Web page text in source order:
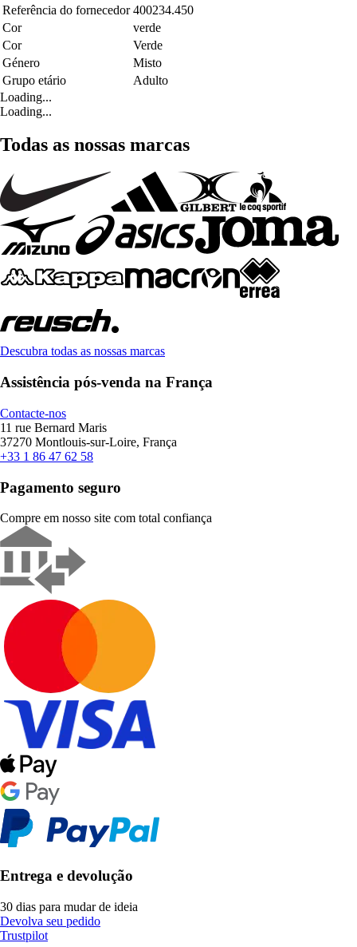
Referência do fornecedor 400234.450
Cor
verde
Cor
Verde
Género
Misto
Grupo etário
Adulto
Loading...
Loading...
Todas as nossas marcas
Descubra todas as nossas marcas
Assistência pós-venda na França
Contacte-nos
11 rue Bernard Maris
37270 Montlouis-sur-Loire, França
+33 1 86 47 62 58
Pagamento seguro
Compre em nosso site com total confiança
Entrega e devolução
30 dias para mudar de ideia
Devolva seu pedido
Trustpilot